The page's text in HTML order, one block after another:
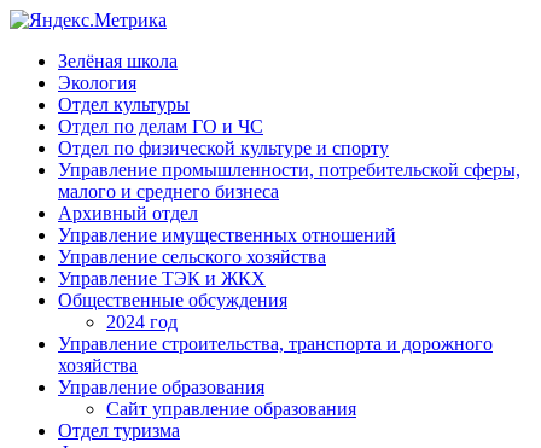
Зелёная школа
Экология
Отдел культуры
Отдел по делам ГО и ЧС
Отдел по физической культуре и спорту
Управление промышленности, потребительской сферы,
малого и среднего бизнеса
Архивный отдел
Управление имущественных отношений
Управление сельского хозяйства
Управление ТЭК и ЖКХ
Общественные обсуждения
2024 год
Управление строительства, транспорта и дорожного
хозяйства
Управление образования
Сайт управление образования
Отдел туризма